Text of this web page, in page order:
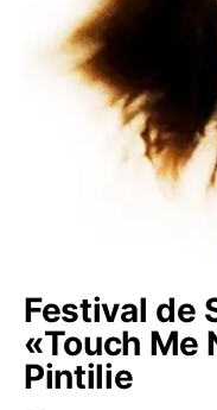
Festival de
«Touch Me
Pintilie